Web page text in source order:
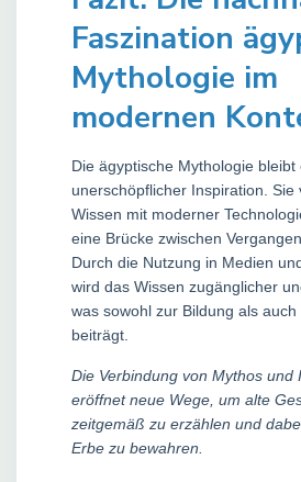
Faszination
Mythologie im
modernen
Die ägyptische Mythologie bleibt
unerschöpflicher Inspiration. Sie
Wissen mit moderner
eine Brücke zwischen
Durch die Nutzung in Medien
wird das Wissen zugänglicher
was sowohl zur Bildung als
beiträgt.
Die Verbindung von Mythos und
eröffnet neue Wege, um alte
zeitgemäß zu erzählen und
Erbe zu bewahren.